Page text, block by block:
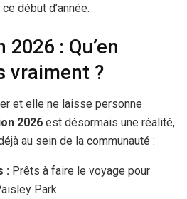
début d’année.
: Qu’en
vraiment ?
et elle ne laisse personne
2026 est désormais une réalité,
au sein de la communauté :
: Prêts à faire le voyage pour
Park.